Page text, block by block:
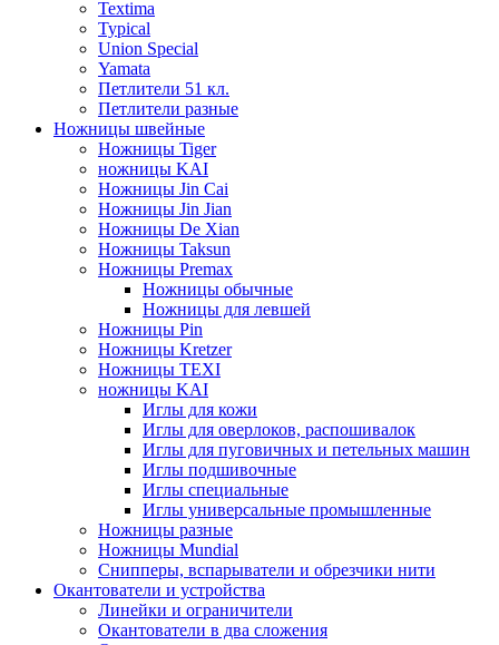
Textima
Typical
Union Special
Yamata
Петлители 51 кл.
Петлители разные
Ножницы швейные
Ножницы Tiger
ножницы KAI
Ножницы Jin Cai
Ножницы Jin Jian
Ножницы De Xian
Ножницы Taksun
Ножницы Premax
Ножницы обычные
Ножницы для левшей
Ножницы Pin
Ножницы Kretzer
Ножницы TEXI
ножницы KAI
Иглы для кожи
Иглы для оверлоков, распошивалок
Иглы для пуговичных и петельных машин
Иглы подшивочные
Иглы специальные
Иглы универсальные промышленные
Ножницы разные
Ножницы Mundial
Снипперы, вспарыватели и обрезчики нити
Окантователи и устройства
Линейки и ограничители
Окантователи в два сложения